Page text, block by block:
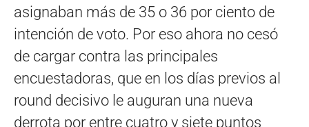
asignaban más de 35 o 36 por ciento de
intención de voto. Por eso ahora no cesó
de cargar contra las principales
encuestadoras, que en los días previos al
round decisivo le auguran una nueva
derrota por entre cuatro y siete puntos